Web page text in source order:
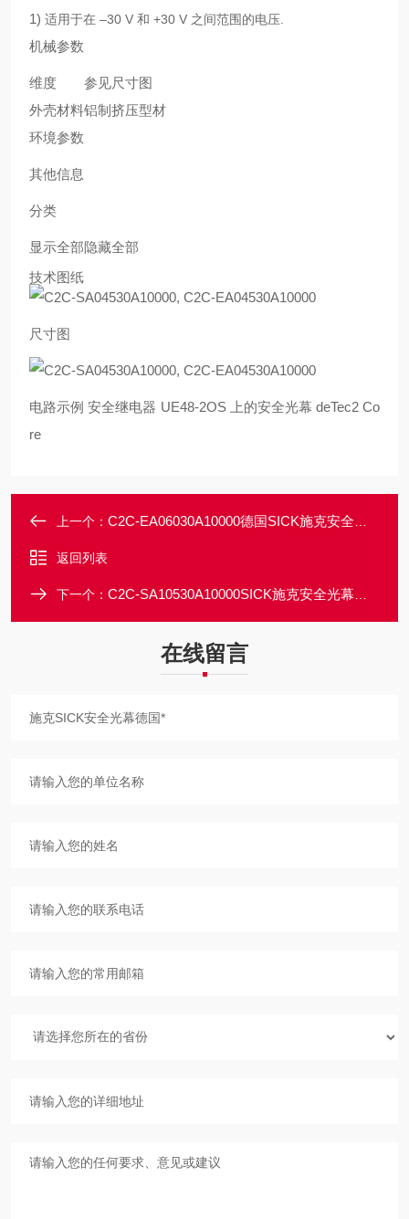
1) 适用于在 –30 V 和 +30 V 之间范围的电压.
机械参数
维度
参见尺寸图
外壳材料铝制挤压型材
环境参数
其他信息
分类
显示全部隐藏全部
技术图纸
尺寸图
电路示例 安全继电器 UE48-2OS 上的安全光幕 deTec2 Co
re
上一个： C2C-EA06030A10000德国SICK施克安全光幕大量现货一级代理
返回列表
下一个： C2C-SA10530A10000SICK施克安全光幕一级代理商大量现货
在线留言